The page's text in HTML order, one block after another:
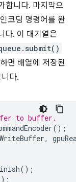
합니다. 마지막으
코딩 명령어를 완
다. 이 대기열은
면 배열에 저장된
다.
to buffer.
();
,
();